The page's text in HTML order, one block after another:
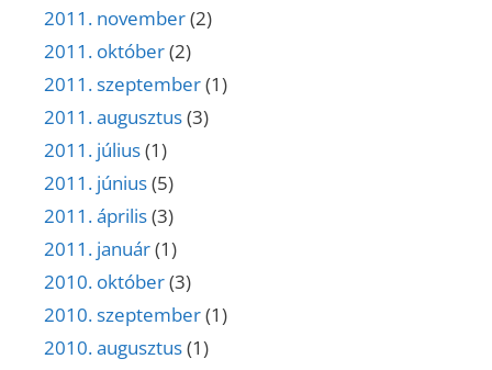
2011. november(2)
2011. október(2)
2011. szeptember(1)
2011. augusztus(3)
2011. július(1)
2011. június(5)
2011. április(3)
2011. január(1)
2010. október(3)
2010. szeptember(1)
2010. augusztus(1)